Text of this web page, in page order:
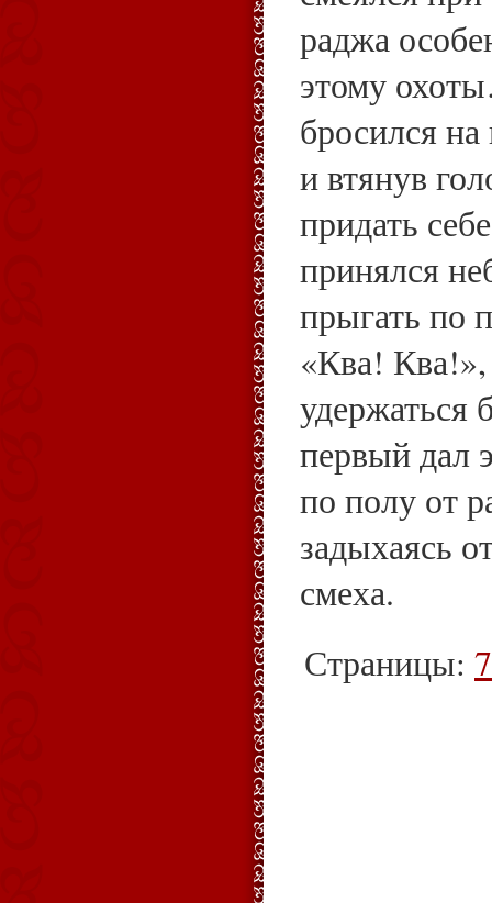
раджа
этому
бросился
и втянув
придать
принялся
прыгать по
«Ква!
удержаться
первый дал
по полу от
задыхаясь
смеха.
Страницы: